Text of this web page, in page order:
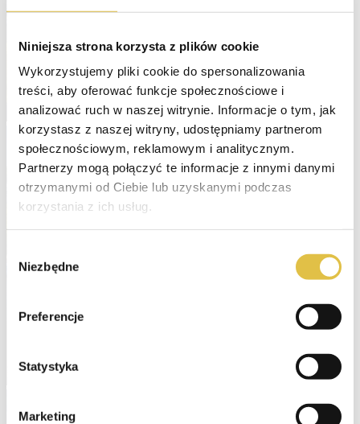
Niniejsza strona korzysta z plików cookie
Wykorzystujemy pliki cookie do spersonalizowania
treści, aby oferować funkcje społecznościowe i
analizować ruch w naszej witrynie. Informacje o tym, jak
korzystasz z naszej witryny, udostępniamy partnerom
społecznościowym, reklamowym i analitycznym.
Partnerzy mogą połączyć te informacje z innymi danymi
otrzymanymi od Ciebie lub uzyskanymi podczas
korzystania z ich usług.
zgody
Niezbędne
Preferencje
Statystyka
Marketing